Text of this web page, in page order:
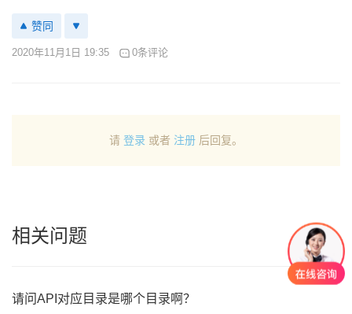
赞同
2020年11月1日 19:35 0条评论
请 登录 或者 注册 后回复。
相关问题
请问API对应目录是哪个目录啊？